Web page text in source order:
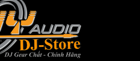
điều khiển các ứng dụng nhạc
bản nhạc. Điều đó khiến nó trở
tự nhiên với dàn âm nhạc di